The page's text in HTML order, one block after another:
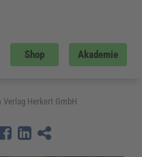
Shop Akademie
1. Januar
Zulassung
Verlag Herkert GmbH